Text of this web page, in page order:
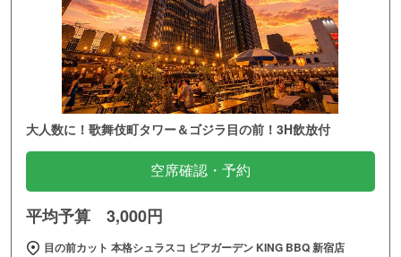
大人数に！歌舞伎町タワー＆ゴジラ目の前！3H飲放付
空席確認・予約
平均予算 3,000円
目の前カット 本格シュラスコ ビアガーデン KING BBQ 新宿店